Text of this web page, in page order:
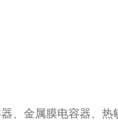
、金属膜电容器、